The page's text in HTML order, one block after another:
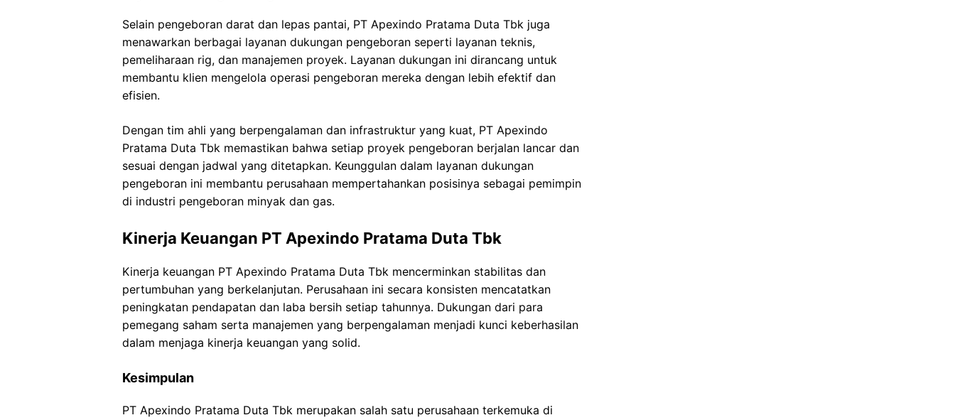
Selain pengeboran darat dan lepas pantai, PT Apexindo Pratama Duta Tbk juga
menawarkan berbagai layanan dukungan pengeboran seperti layanan teknis,
pemeliharaan rig, dan manajemen proyek. Layanan dukungan ini dirancang untuk
membantu klien mengelola operasi pengeboran mereka dengan lebih efektif dan
efisien.
Dengan tim ahli yang berpengalaman dan infrastruktur yang kuat, PT Apexindo
Pratama Duta Tbk memastikan bahwa setiap proyek pengeboran berjalan lancar dan
sesuai dengan jadwal yang ditetapkan. Keunggulan dalam layanan dukungan
pengeboran ini membantu perusahaan mempertahankan posisinya sebagai pemimpin
di industri pengeboran minyak dan gas.
Kinerja Keuangan PT Apexindo Pratama Duta Tbk
Kinerja keuangan PT Apexindo Pratama Duta Tbk mencerminkan stabilitas dan
pertumbuhan yang berkelanjutan. Perusahaan ini secara konsisten mencatatkan
peningkatan pendapatan dan laba bersih setiap tahunnya. Dukungan dari para
pemegang saham serta manajemen yang berpengalaman menjadi kunci keberhasilan
dalam menjaga kinerja keuangan yang solid.
Kesimpulan
PT Apexindo Pratama Duta Tbk merupakan salah satu perusahaan terkemuka di